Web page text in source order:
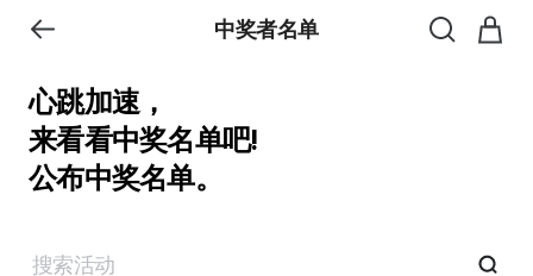
中奖者名单
心跳加速，
来看看中奖名单吧!
公布中奖名单。